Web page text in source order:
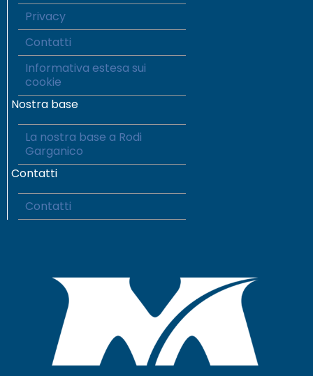
Privacy
Contatti
Informativa estesa sui
cookie
Nostra base
La nostra base a Rodi
Garganico
Contatti
Contatti